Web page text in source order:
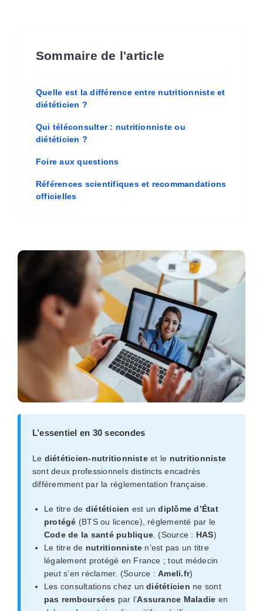
Sommaire de l'article
Quelle est la différence entre nutritionniste et
diététicien ?
Qui téléconsulter : nutritionniste ou
diététicien ?
Foire aux questions
Références scientifiques et recommandations
officielles
L’essentiel en 30 secondes
Le diététicien-nutritionnisteet le nutritionniste
sont deux professionnels distincts encadrés
différemment par la réglementation française.
Le titre de diététicien est undiplôme d’État
protégé (BTS ou licence), réglementé par le
Code de la santé publique. (Source : HAS)
Le titre de nutritionniste n’est pas un titre
légalement protégé en France ; tout médecin
peut s’en réclamer. (Source :Ameli.fr)
Les consultations chez undiététicien ne sont
pas remboursées par l’Assurance Maladie en